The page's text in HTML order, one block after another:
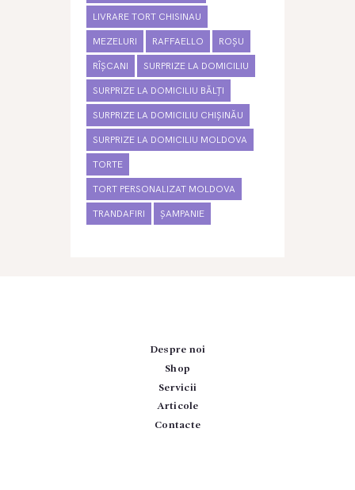
LIVRARE TORT CHISINAU
MEZELURI RAFFAELLO ROȘU
RÎȘCANI SURPRIZE LA DOMICILIU
SURPRIZE LA DOMICILIU BĂLȚI
SURPRIZE LA DOMICILIU CHIȘINĂU
SURPRIZE LA DOMICILIU MOLDOVA
TORTE
TORT PERSONALIZAT MOLDOVA
TRANDAFIRI ȘAMPANIE
Despre noi
Shop
Servicii
Articole
Contacte